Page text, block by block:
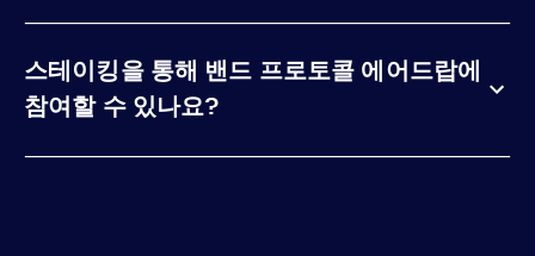
스테이킹을 통해 밴드 프로토콜 에어드랍에
참여할 수 있나요?